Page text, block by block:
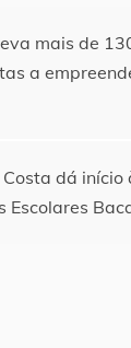
mais de
a
dá início
Escolares